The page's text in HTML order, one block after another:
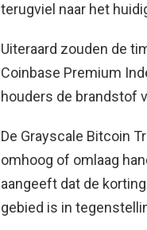
terugviel naar het
Uiteraard zouden de
Coinbase Premium
houders de brandstof
De Grayscale Bitcoin
omhoog of omlaag
aangeeft dat de
gebied is in